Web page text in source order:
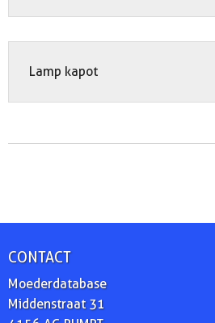
Lamp kapot
CONTACT
Moederdatabase
Middenstraat 31